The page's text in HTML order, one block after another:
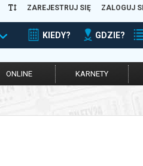
ZAREJESTRUJ SIĘ ZALOGUJ
KIEDY? GDZIE?
ONLINE KARNETY